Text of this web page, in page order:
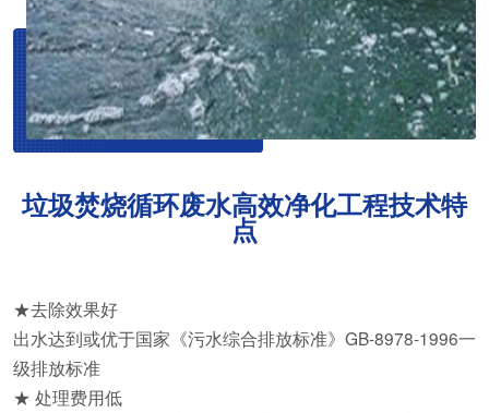
垃圾焚烧循环废水高效净化工程技术特
点
★去除效果好
出水达到或优于国家《污水综合排放标准》GB-8978-1996一
级排放标准
★ 处理费用低